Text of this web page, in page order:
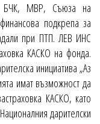
БЧК, МВР, Съюза на
подкрепа за
при ПТП. ЛЕВ ИНС
КАСКО на фонда.
инициатива „Аз
имат възможност да
КАСКО, като
дарителски